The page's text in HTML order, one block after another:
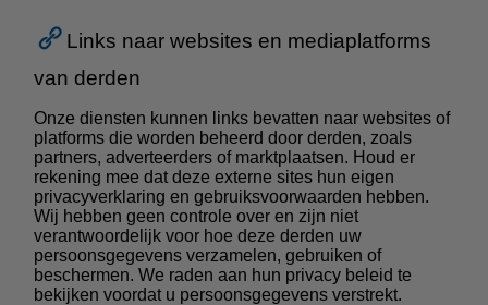
Links naar websites en mediaplatforms
van derden
Onze diensten kunnen links bevatten naar websites of
platforms die worden beheerd door derden, zoals
partners, adverteerders of marktplaatsen. Houd er
rekening mee dat deze externe sites hun eigen
privacyverklaring en gebruiksvoorwaarden hebben.
Wij hebben geen controle over en zijn niet
verantwoordelijk voor hoe deze derden uw
persoonsgegevens verzamelen, gebruiken of
beschermen. We raden aan hun privacy beleid te
bekijken voordat u persoonsgegevens verstrekt.